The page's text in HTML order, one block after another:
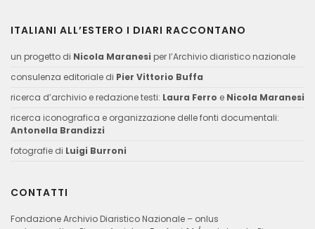
ITALIANI ALL’ESTERO I DIARI RACCONTANO
un progetto di Nicola Maranesi per l’Archivio diaristico nazionale
consulenza editoriale di Pier Vittorio Buffa
ricerca d’archivio e redazione testi: Laura Ferro e Nicola Maranesi
ricerca iconografica e organizzazione delle fonti documentali:
Antonella Brandizzi
fotografie di Luigi Burroni
CONTATTI
Fondazione Archivio Diaristico Nazionale – onlus